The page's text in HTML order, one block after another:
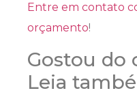
Entre em contato
orçamento!
Gostou do
Leia